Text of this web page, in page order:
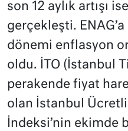
son 12 aylık artışı
gerçekleşti.
dönemi enflasyon
oldu. İTO (İstanbul
perakende fiyat
olan İstanbul
İndeksi’nin ekimde